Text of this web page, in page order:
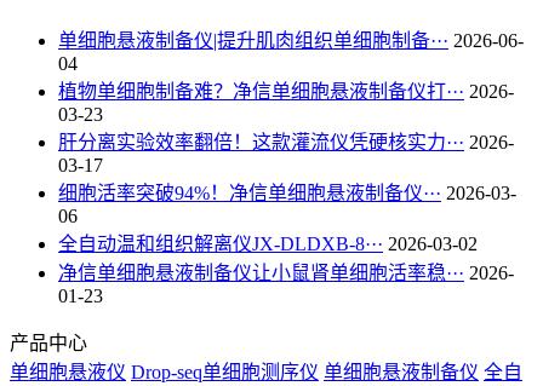
单细胞悬液制备仪|提升肌肉组织单细胞制备··· 2026-06-
04
植物单细胞制备难？净信单细胞悬液制备仪打··· 2026-
03-23
肝分离实验效率翻倍！这款灌流仪凭硬核实力··· 2026-
03-17
细胞活率突破94%！净信单细胞悬液制备仪··· 2026-03-
06
全自动温和组织解离仪JX-DLDXB-8··· 2026-03-02
净信单细胞悬液制备仪让小鼠肾单细胞活率稳··· 2026-
01-23
产品中心
单细胞悬液仪 Drop-seq单细胞测序仪 单细胞悬液制备仪 全自